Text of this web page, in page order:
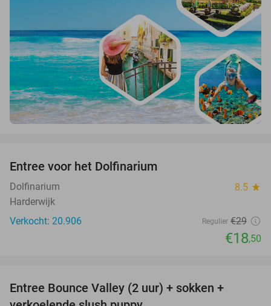
Entree voor het Dolfinarium
Dolfinarium 8.5 star
Harderwijk
Verkocht: 20.906
Regulier €29
€18,50
Entree Bounce Valley (2 uur) + sokken +